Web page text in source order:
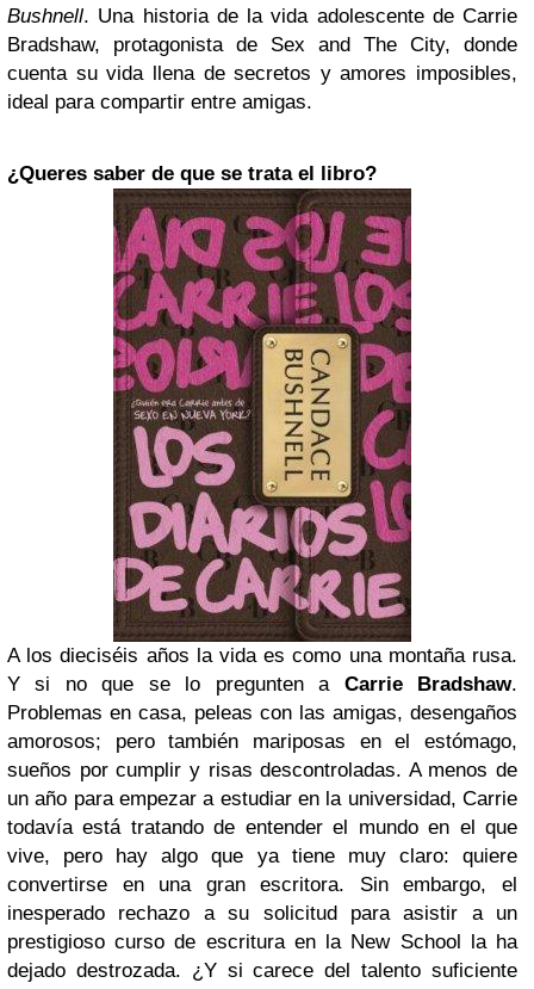
Bushnell. Una historia de la vida adolescente de Carrie
Bradshaw, protagonista de Sex and The City, donde
cuenta su vida llena de secretos y amores imposibles,
ideal para compartir entre amigas.
¿Queres saber de que se trata el libro?
A los dieciséis años la vida es como una montaña rusa.
Y si no que se lo pregunten a Carrie Bradshaw.
Problemas en casa, peleas con las amigas, desengaños
amorosos; pero también mariposas en el estómago,
sueños por cumplir y risas descontroladas. A menos de
un año para empezar a estudiar en la universidad, Carrie
todavía está tratando de entender el mundo en el que
vive, pero hay algo que ya tiene muy claro: quiere
convertirse en una gran escritora. Sin embargo, el
inesperado rechazo a su solicitud para asistir a un
prestigioso curso de escritura en la New School la ha
dejado destrozada. ¿Y si carece del talento suficiente